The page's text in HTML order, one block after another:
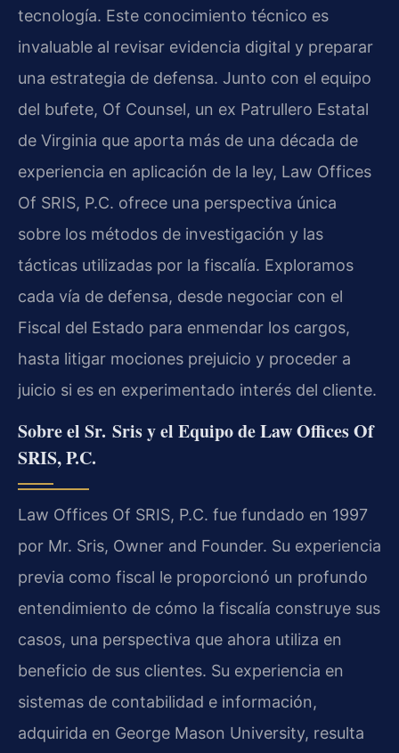
tecnología. Este conocimiento técnico es
invaluable al revisar evidencia digital y preparar
una estrategia de defensa. Junto con el equipo
del bufete, Of Counsel, un ex Patrullero Estatal
de Virginia que aporta más de una década de
experiencia en aplicación de la ley, Law Offices
Of SRIS, P.C. ofrece una perspectiva única
sobre los métodos de investigación y las
tácticas utilizadas por la fiscalía. Exploramos
cada vía de defensa, desde negociar con el
Fiscal del Estado para enmendar los cargos,
hasta litigar mociones prejuicio y proceder a
juicio si es en experimentado interés del cliente.
Sobre el Sr. Sris y el Equipo de Law Offices Of
SRIS, P.C.
Law Offices Of SRIS, P.C. fue fundado en 1997
por Mr. Sris, Owner and Founder. Su experiencia
previa como fiscal le proporcionó un profundo
entendimiento de cómo la fiscalía construye sus
casos, una perspectiva que ahora utiliza en
beneficio de sus clientes. Su experiencia en
sistemas de contabilidad e información,
adquirida en George Mason University, resulta